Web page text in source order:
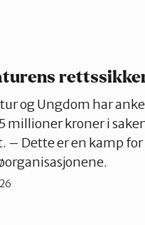
og Ungdom har
millioner kroner i
– Dette er en kamp